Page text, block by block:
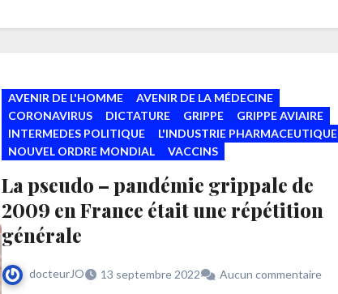
AVENIR DE L'HOMME
AVENIR DE LA MÉDECINE
CORONAVIRUS
DICTATURE GRIPPE
GRIPPE AVIAIRE
INTERMEDES POLITIQUE
L'INDUSTRIE PHARMACEUTIQUE
NOUVEL ORDRE MONDIAL
VACCINS
La pseudo – pandémie grippale de
2009 en France était une répétition
générale
docteurJO 13 septembre 2022 Aucun commentaire